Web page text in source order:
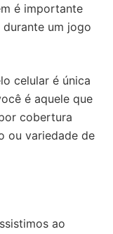
é importante
um jogo
celular é única
é aquele que
cobertura
ou variedade de
ao